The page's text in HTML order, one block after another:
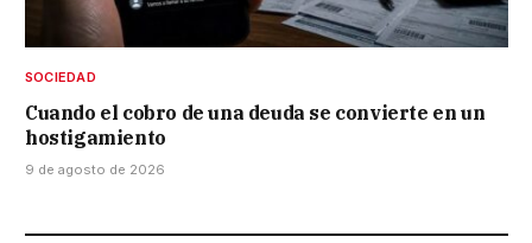
SOCIEDAD
Cuando el cobro de una deuda se convierte en un
hostigamiento
9 de agosto de 2026